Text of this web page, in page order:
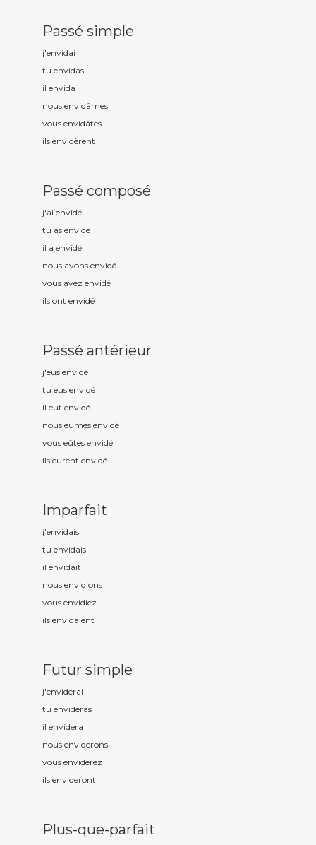
Passé simple
j'envidai
tu envidas
il envida
nous envidâmes
vous envidâtes
ils envidèrent
Passé composé
j'ai envidé
tu as envidé
il a envidé
nous avons envidé
vous avez envidé
ils ont envidé
Passé antérieur
j'eus envidé
tu eus envidé
il eut envidé
nous eûmes envidé
vous eûtes envidé
ils eurent envidé
Imparfait
j'envidais
tu envidais
il envidait
nous envidions
vous envidiez
ils envidaient
Futur simple
j'enviderai
tu envideras
il envidera
nous enviderons
vous enviderez
ils envideront
Plus-que-parfait